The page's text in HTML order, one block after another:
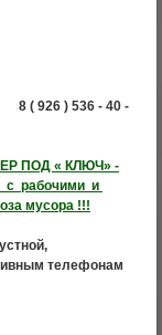
8 ( 926 ) 536 - 40 -
ПОД « КЛЮЧ» -
с рабочими и
мусора !!!
телефонам